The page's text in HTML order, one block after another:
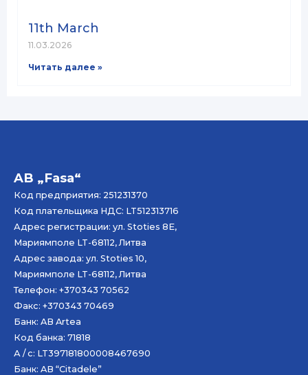
11th March
11.03.2026
Читать далее »
AB „Fasa“
Код предприятия: 251231370
Код плательщика НДС: LT512313716
Адрес регистрации: ул. Stoties 8E,
Мариямполе LT-68112, Литва
Адрес завода: ул. Stoties 10,
Мариямполе LT-68112, Литва
Телефон: +370343 70562
Факс: +370343 70469
Банк: AB Artea
Код банка: 71818
А / с: LT397181800008467690
Банк: AB “Citadele”